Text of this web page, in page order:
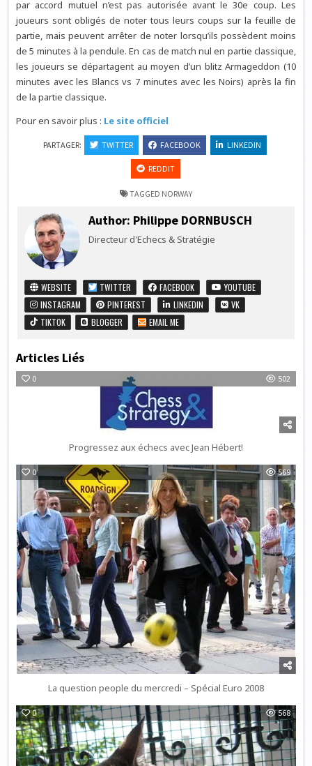
par accord mutuel n’est pas autorisée avant le 30e coup. Les
joueurs sont obligés de noter tous leurs coups sur la feuille de
partie, mais peuvent arrêter de noter lorsqu’ils possèdent moins
de 5 minutes à la pendule. En cas de match nul en partie classique,
les joueurs se départagent au moyen d’un blitz Armageddon (10
minutes avec les Blancs vs 7 minutes avec les Noirs) après la fin
de la partie classique.
Pour en savoir plus : Le site officiel
PARTAGER: TWITTER FACEBOOK LINKEDIN
REDDIT
TAGGED NORWAY
Author: Philippe DORNBUSCH
Directeur d'Echecs & Stratégie
WEBSITE TWITTER FACEBOOK
YOUTUBE
INSTAGRAM
PINTEREST LINKEDIN
VK
TIKTOK
BLOGGER EMAIL ME
Articles Liés
0 502
Progressez aux échecs avec Jean Hébert!
0 569
La question people du mercredi – Spécial Euro 2008
0 568